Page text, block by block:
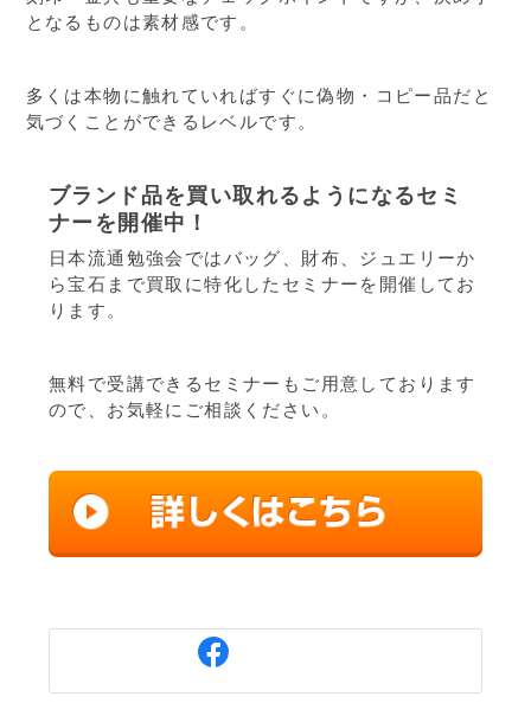
となるものは素材感です。
多くは本物に触れていればすぐに偽物・コピー品だと
気づくことができるレベルです。
ブランド品を買い取れるようになるセミ
ナーを開催中！
日本流通勉強会ではバッグ、財布、ジュエリーか
ら宝石まで買取に特化したセミナーを開催してお
ります。
無料で受講できるセミナーもご用意しております
ので、お気軽にご相談ください。